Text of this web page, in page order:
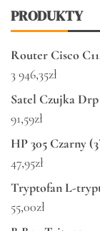
PRODUKTY
Router Cisco
3 946,35zł
Satel Czujka Drp
91,59zł
HP 305 Czarny
47,95zł
Tryptofan L-
55,00zł